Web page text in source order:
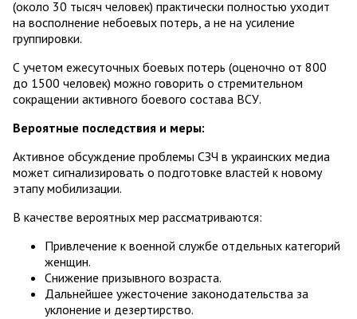
(около 30 тысяч человек) практически полностью уходит
на восполнение небоевых потерь, а не на усиление
группировки.
С учетом ежесуточных боевых потерь (оценочно от 800
до 1500 человек) можно говорить о стремительном
сокращении активного боевого состава ВСУ.
Вероятные последствия и меры:
Активное обсуждение проблемы СЗЧ в украинских медиа
может сигнализировать о подготовке властей к новому
этапу мобилизации.
В качестве вероятных мер рассматриваются:
Привлечение к военной службе отдельных категорий
женщин.
Снижение призывного возраста.
Дальнейшее ужесточение законодательства за
уклонение и дезертирство.